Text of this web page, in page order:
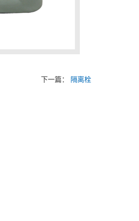
下一篇： 隔离栓